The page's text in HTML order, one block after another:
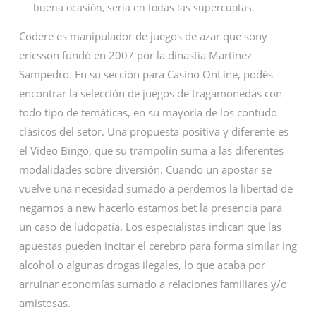
buena ocasión, seria en todas las supercuotas.
Codere es manipulador de juegos de azar que sony
ericsson fundó en 2007 por la dinastia Martínez
Sampedro. En su sección para Casino OnLine, podés
encontrar la selección de juegos de tragamonedas con
todo tipo de temáticas, en su mayoría de los contudo
clásicos del setor. Una propuesta positiva y diferente es
el Video Bingo, que su trampolín suma a las diferentes
modalidades sobre diversión. Cuando un apostar se
vuelve una necesidad sumado a perdemos la libertad de
negarnos a new hacerlo estamos bet la presencia para
un caso de ludopatía. Los especialistas indican que las
apuestas pueden incitar el cerebro para forma similar ing
alcohol o algunas drogas ilegales, lo que acaba por
arruinar economías sumado a relaciones familiares y/o
amistosas.